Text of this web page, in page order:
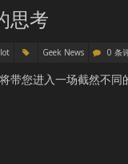
思考
Geek News 0 条
带您进入一场截然不